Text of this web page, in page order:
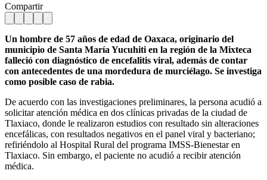
Compartir
Un hombre de 57 años de edad de Oaxaca, originario del
municipio de Santa María Yucuhiti en la región de la Mixteca
falleció con diagnóstico de encefalitis viral, además de contar
con antecedentes de una mordedura de murciélago. Se investiga
como posible caso de rabia.
De acuerdo con las investigaciones preliminares, la persona acudió a
solicitar atención médica en dos clínicas privadas de la ciudad de
Tlaxiaco, donde le realizaron estudios con resultado sin alteraciones
encefálicas, con resultados negativos en el panel viral y bacteriano;
refiriéndolo al Hospital Rural del programa IMSS-Bienestar en
Tlaxiaco. Sin embargo, el paciente no acudió a recibir atención
médica.